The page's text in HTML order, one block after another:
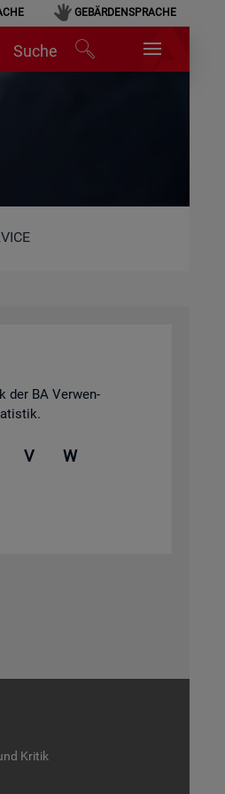
GEBÄRDENSPRACHE
Suche
der BA Ver­wen­
V W
Kri­tik